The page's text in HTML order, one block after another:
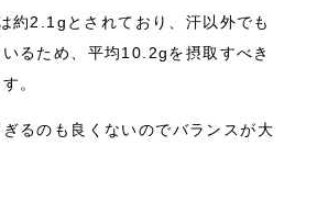
約2.1gとされており、汗以外でも
るため、平均10.2gを摂取すべき
。
るのも良くないのでバランスが大